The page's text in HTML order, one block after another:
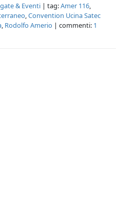
& Eventi | tag:Amer 116,
,Convention Ucina Satec
, Rodolfo Amerio | commenti: 1